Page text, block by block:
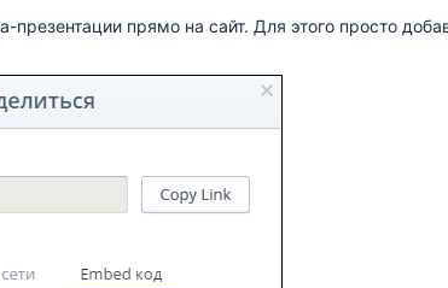
прямо на сайт. Для этого просто